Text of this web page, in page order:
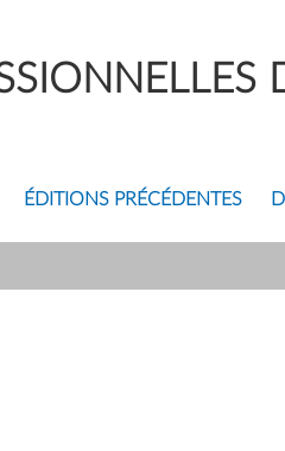
ÉDITIONS PRÉCÉDENTES